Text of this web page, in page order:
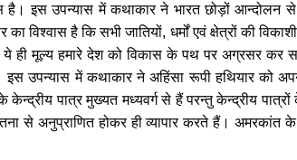
है। इस उपन्यास में कथाकार ने भारत छोड़ों
है कि सभी जातियों, धर्मों एवं क्षेत्रों की
ये ही मूल्य हमारे देश को विकास के पथ पर अग्रसर कर
इस उपन्यास में कथाकार ने अहिंसा रूपी हथियार को
पात्र मुख्यत मध्यवर्ग से हैं परन्तु केन्द्रीय पात्रों
से अनुप्राणित होकर ही व्यापार करते हैं। अमरकांत